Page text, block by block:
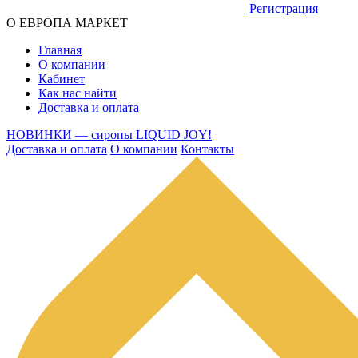
Регистрация
О ЕВРОПА МАРКЕТ
Главная
О компании
Кабинет
Как нас найти
Доставка и оплата
НОВИНКИ — сиропы LIQUID JOY!
Доставка и оплата О компании Контакты